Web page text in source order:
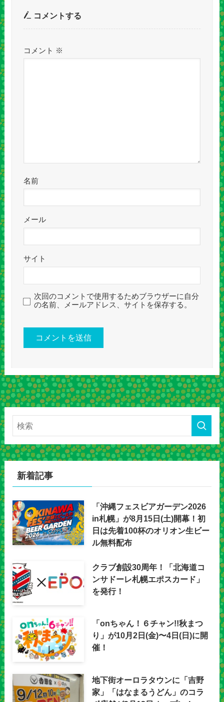
コメントする
コメント ※
名前
メール
サイト
次回のコメントで使用するためブラウザーに自分
の名前、メールアドレス、サイトを保存する。
新着記事
「沖縄フェスビアガーデン2026
in札幌」が8月15日(土)開幕！初
日は先着100杯のオリオン生ビー
ル無料配布
クラブ創設30周年！「北海道コ
ンサドーレ札幌エポスカード」
を発行！
「onちゃん！６チャン!!秋まつ
り」が10月2日(金)〜4日(日)に開
催！
地下街オーロラタウンに「吉野
家」「はなまるうどん」のコラ